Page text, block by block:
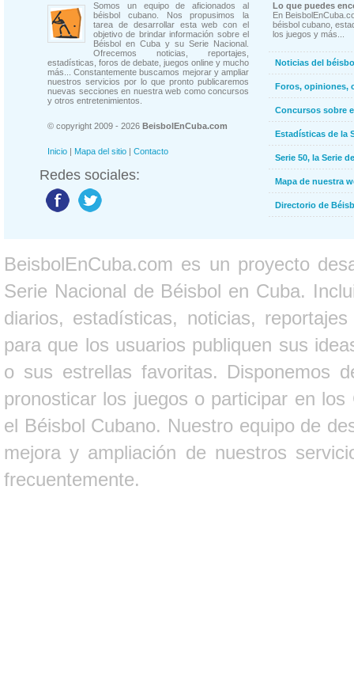
Somos un equipo de aficionados al
béisbol cubano. Nos propusimos la
tarea de desarrollar esta web con el
objetivo de brindar información sobre el
Béisbol en Cuba y su Serie Nacional.
Ofrecemos noticias, reportajes,
estadísticas, foros de debate, juegos online y mucho
más... Constantemente buscamos mejorar y ampliar
nuestros servicios por lo que pronto publicaremos
nuevas secciones en nuestra web como concursos
y otros entretenimientos.
© copyright 2009 - 2026 BeisbolEnCuba.com
Inicio | Mapa del sitio | Contacto
Redes sociales:
Lo que puedes
En
béisbol cubano,
los juegos y más...
Noticias del
Foros, opiniones,
Concursos sobre
Estadísticas de la
Serie 50, la Serie
Mapa de nuestra
Directorio de
BeisbolEnCuba.com es un proyecto
Serie Nacional de Béisbol en Cuba.
diarios, estadísticas, noticias,
para que los usuarios publiquen sus
o sus estrellas favoritas. Disponemos
pronosticar los juegos o participar en
el Béisbol Cubano. Nuestro equipo de
mejora y ampliación de nuestros
frecuentemente.